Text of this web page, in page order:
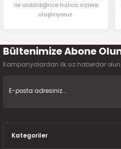
ile olabildiğince hızlıca sizlere
ulaştırıyoruz.
Bültenimize Abone
Kampanyalardan ilk siz haberdar olun.
Kategoriler